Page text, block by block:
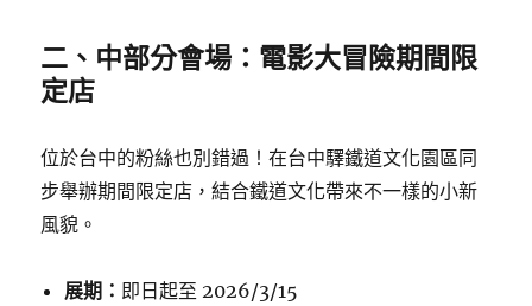
二、中部分會場：電影大冒險期間限
定店
位於台中的粉絲也別錯過！在台中驛鐵道文化園區同
步舉辦期間限定店，結合鐵道文化帶來不一樣的小新
風貌。
展期： 即日起至 2026/3/15